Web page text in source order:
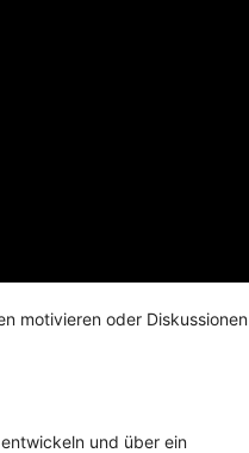
motivieren oder Diskussionen
und über ein